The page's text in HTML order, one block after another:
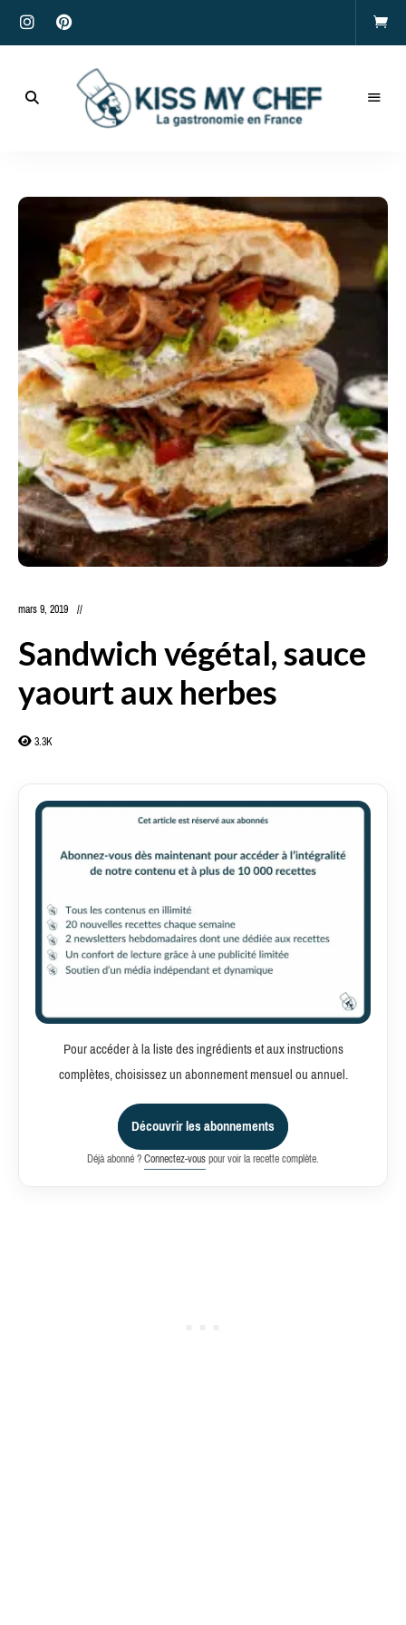
My
Chef
mars 9, 2019
Sandwich végétal, sauce
yaourt aux herbes
3.3K
Pour accéder à la liste des ingrédients et aux instructions
complètes, choisissez un abonnement mensuel ou annuel.
Découvrir les abonnements
Déjà abonné ?Connectez-vouspour voir la recette complète.